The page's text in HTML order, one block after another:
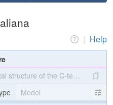
| Help
structure of the C-terminal Ser/
Model